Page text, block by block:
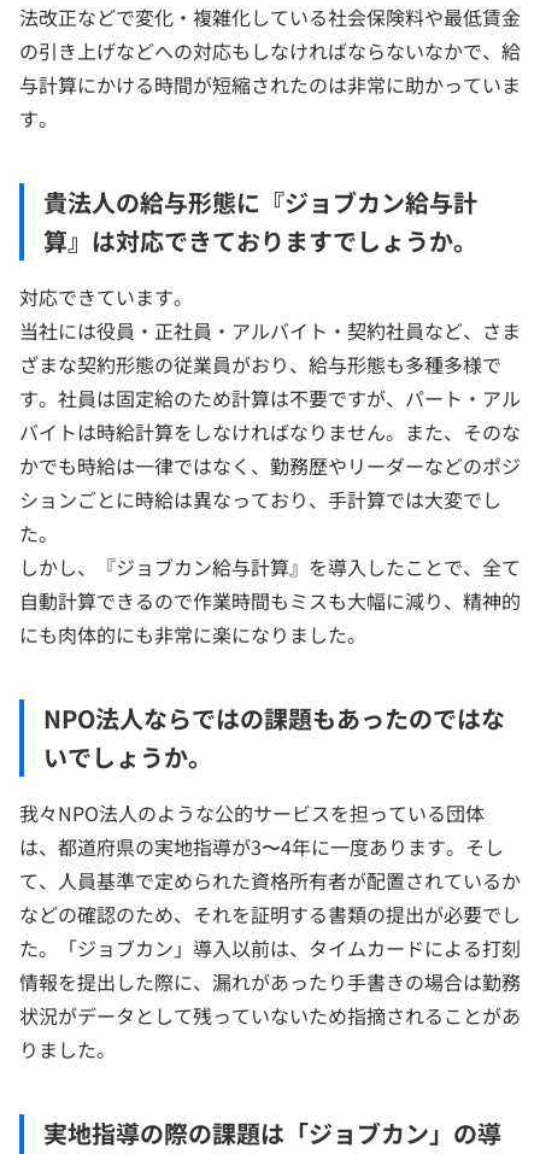
法改正などで変化・複雑化している社会保険料や最低賃金
の引き上げなどへの対応もしなければならないなかで、給
与計算にかける時間が短縮されたのは非常に助かっていま
す。
貴法人の給与形態に『ジョブカン給与計
算』は対応できておりますでしょうか。
対応できています。
当社には役員・正社員・アルバイト・契約社員など、さま
ざまな契約形態の従業員がおり、給与形態も多種多様で
す。社員は固定給のため計算は不要ですが、パート・アル
バイトは時給計算をしなければなりません。また、そのな
かでも時給は一律ではなく、勤務歴やリーダーなどのポジ
ションごとに時給は異なっており、手計算では大変でし
た。
しかし、『ジョブカン給与計算』を導入したことで、全て
自動計算できるので作業時間もミスも大幅に減り、精神的
にも肉体的にも非常に楽になりました。
NPO法人ならではの課題もあったのではな
いでしょうか。
我々NPO法人のような公的サービスを担っている団体
は、都道府県の実地指導が3〜4年に一度あります。そし
て、人員基準で定められた資格所有者が配置されているか
などの確認のため、それを証明する書類の提出が必要でし
た。「ジョブカン」導入以前は、タイムカードによる打刻
情報を提出した際に、漏れがあったり手書きの場合は勤務
状況がデータとして残っていないため指摘されることがあ
りました。
実地指導の際の課題は「ジョブカン」の導